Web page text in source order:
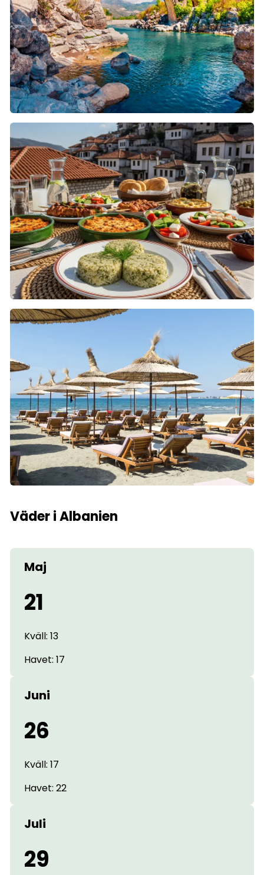
Väder i Albanien
Maj
21
Kväll: 13
Havet: 17
Juni
26
Kväll: 17
Havet: 22
Juli
29